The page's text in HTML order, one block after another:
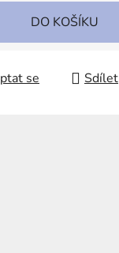
DO KOŠÍKU
se Sdílet